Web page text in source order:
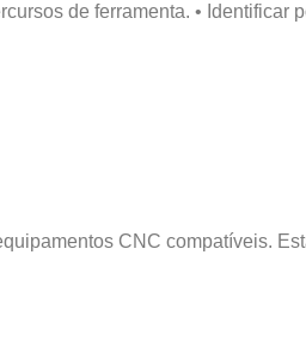
de ferramenta. • Identificar
CNC compatíveis.